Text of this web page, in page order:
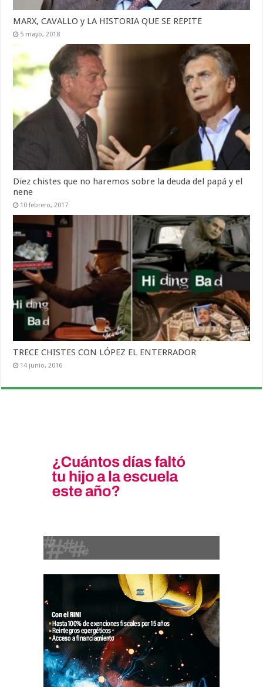
MARX, CAVALLO y LA HISTORIA QUE SE REPITE
5 mayo, 2018
Diez chistes que no haremos sobre la deuda del papá y el
nene
10 febrero, 2017
TRECE CHISTES CON LÓPEZ EL ENTERRADOR
14 junio, 2016